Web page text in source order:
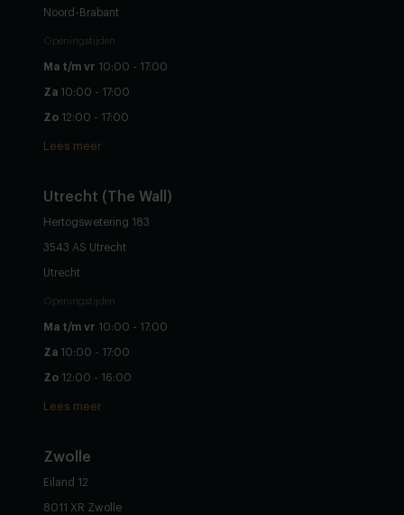
Noord-Brabant
Openingstijden
Ma t/m vr 10:00 - 17:00
Za 10:00 - 17:00
Zo 12:00 - 17:00
Lees meer
Utrecht (The Wall)
Hertogswetering 183
3543 AS Utrecht
Utrecht
Openingstijden
Ma t/m vr 10:00 - 17:00
Za 10:00 - 17:00
Zo 12:00 - 16:00
Lees meer
Zwolle
Eiland 12
8011 XR Zwolle